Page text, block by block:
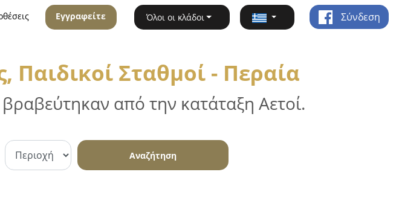
Εγγραφείτε Όλοι οι κλάδοι Σύνδεση
Παιδικοί Σταθμοί - Περαία
από την κατάταξη Αετοί.
Αναζήτηση